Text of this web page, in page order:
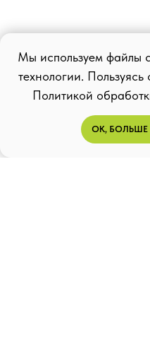
Мы используем файлы
технологии.
Политикой
ОК, БОЛЬШЕ